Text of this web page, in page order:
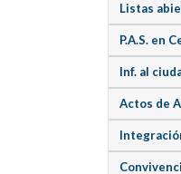
Listas
P.A.S. en
Inf. al
Actos de